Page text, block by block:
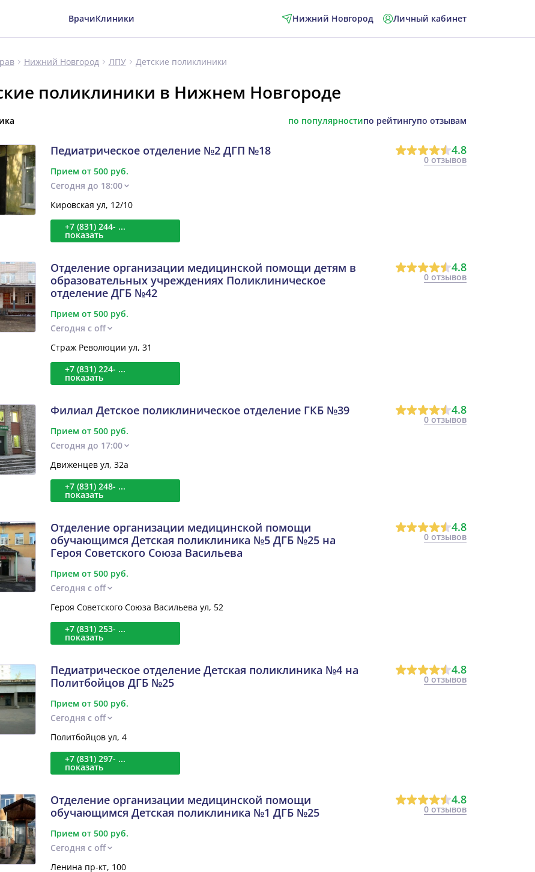
ВрачиКлиники Нижний Новгород Личный кабинет
Нижний Новгород ЛПУ Детские поликлиники
поликлиники в Нижнем Новгороде
по популярностипо рейтингупо отзывам
Педиатрическое отделение №2 ДГП №18 4.8
0 отзывов
Прием от 500 руб.
Сегодня до 18:00
Кировская ул, 12/10
+7 (831) 244- ...
показать
Отделение организации медицинской помощи детям в
образовательных учреждениях Поликлиническое
отделение ДГБ №42
4.8
0 отзывов
Прием от 500 руб.
Сегодня с off
Страж Революции ул, 31
+7 (831) 224- ...
показать
Филиал Детское поликлиническое отделение ГКБ №39 4.8
0 отзывов
Прием от 500 руб.
Сегодня до 17:00
Движенцев ул, 32а
+7 (831) 248- ...
показать
Отделение организации медицинской помощи
обучающимся Детская поликлиника №5 ДГБ №25 на
Героя Советского Союза Васильева
4.8
0 отзывов
Прием от 500 руб.
Сегодня с off
Героя Советского Союза Васильева ул, 52
+7 (831) 253- ...
показать
Педиатрическое отделение Детская поликлиника №4 на
Политбойцов ДГБ №25
4.8
0 отзывов
Прием от 500 руб.
Сегодня с off
Политбойцов ул, 4
+7 (831) 297- ...
показать
Отделение организации медицинской помощи
обучающимся Детская поликлиника №1 ДГБ №25
4.8
0 отзывов
Прием от 500 руб.
Сегодня с off
Ленина пр-кт, 100